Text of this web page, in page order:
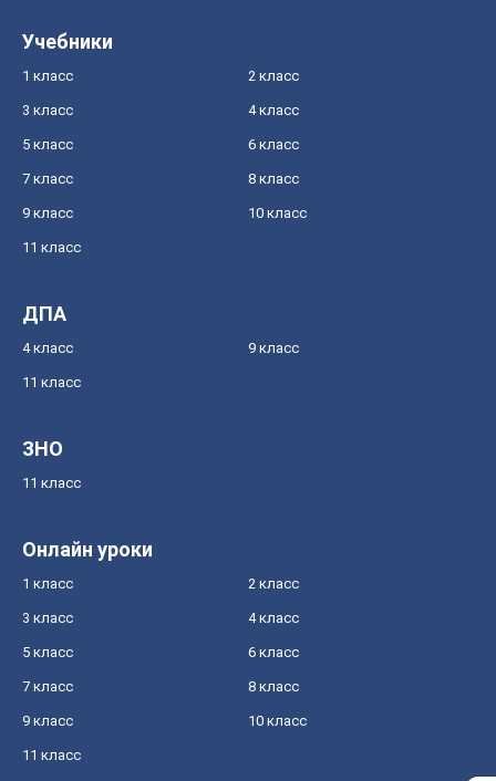
Учебники
1 класс 2 класс
3 класс 4 класс
5 класс 6 класс
7 класс 8 класс
9 класс 10 класс
11 класс
ДПА
4 класс 9 класс
11 класс
ЗНО
11 класс
Онлайн уроки
1 класс 2 класс
3 класс 4 класс
5 класс 6 класс
7 класс 8 класс
9 класс 10 класс
11 класс